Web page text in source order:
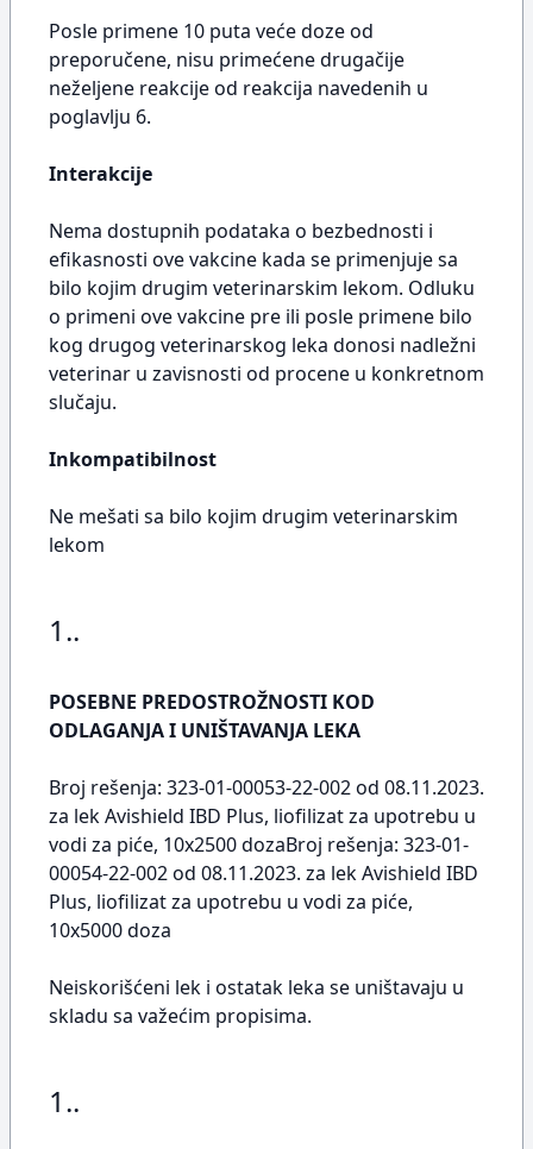
Posle primene 10 puta veće doze od
preporučene, nisu primećene drugačije
neželjene reakcije od reakcija navedenih u
poglavlju 6.
Interakcije
Nema dostupnih podataka o bezbednosti i
efikasnosti ove vakcine kada se primenjuje sa
bilo kojim drugim veterinarskim lekom. Odluku
o primeni ove vakcine pre ili posle primene bilo
kog drugog veterinarskog leka donosi nadležni
veterinar u zavisnosti od procene u konkretnom
slučaju.
Inkompatibilnost
Ne mešati sa bilo kojim drugim veterinarskim
lekom
1..
POSEBNE PREDOSTROŽNOSTI KOD
ODLAGANJA I UNIŠTAVANJA LEKA
Broj rešenja: 323-01-00053-22-002 od 08.11.2023.
za lek Avishield IBD Plus, liofilizat za upotrebu u
vodi za piće, 10x2500 dozaBroj rešenja: 323-01-
00054-22-002 od 08.11.2023. za lek Avishield IBD
Plus, liofilizat za upotrebu u vodi za piće,
10x5000 doza
Neiskorišćeni lek i ostatak leka se uništavaju u
skladu sa važećim propisima.
1..